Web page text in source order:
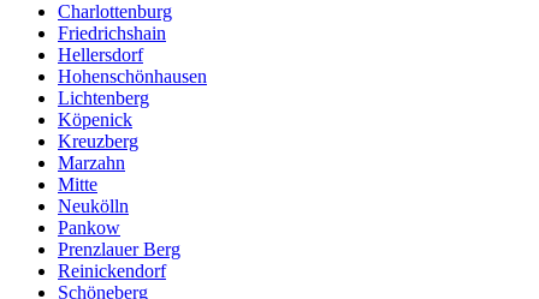
Charlottenburg
Friedrichshain
Hellersdorf
Hohenschönhausen
Lichtenberg
Köpenick
Kreuzberg
Marzahn
Mitte
Neukölln
Pankow
Prenzlauer Berg
Reinickendorf
Schöneberg